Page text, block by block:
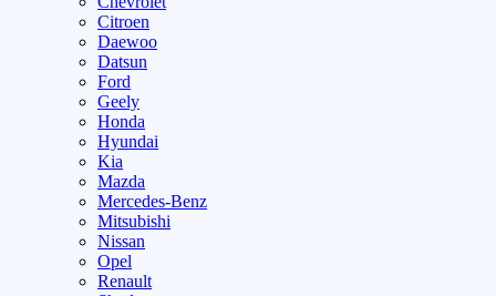
Citroen
Daewoo
Datsun
Ford
Geely
Honda
Hyundai
Kia
Mazda
Mercedes-Benz
Mitsubishi
Nissan
Opel
Renault